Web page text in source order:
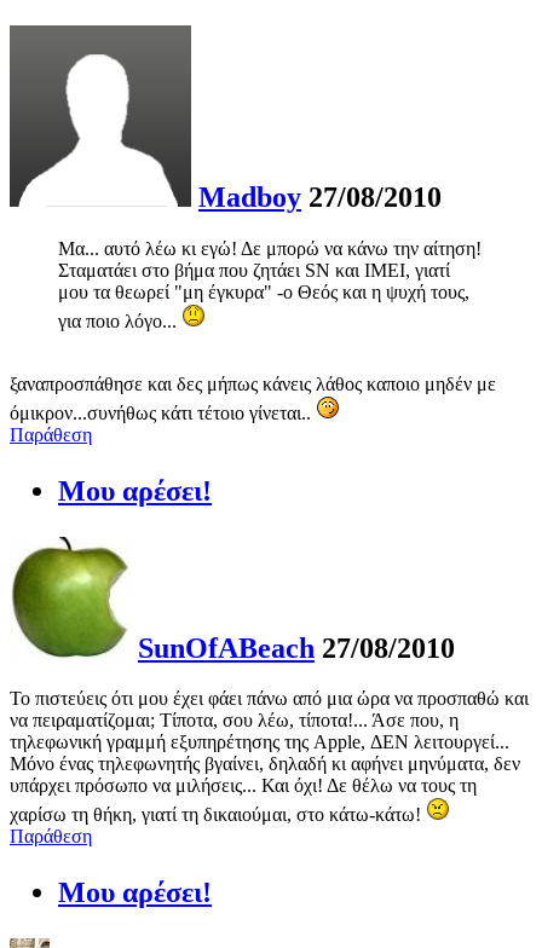
Madboy 27/08/2010
Μα... αυτό λέω κι εγώ! Δε μπορώ να κάνω την αίτηση!
Σταματάει στο βήμα που ζητάει SN και IMEI, γιατί
μου τα θεωρεί "μη έγκυρα" -ο Θεός και η ψυχή τους,
για ποιο λόγο...
ξαναπροσπάθησε και δες μήπως κάνεις λάθος καποιο μηδέν με
όμικρον...συνήθως κάτι τέτοιο γίνεται..
Παράθεση
Μου αρέσει!
SunOfABeach 27/08/2010
Το πιστεύεις ότι μου έχει φάει πάνω από μια ώρα να προσπαθώ και
να πειραματίζομαι; Τίποτα, σου λέω, τίποτα!... Άσε που, η
τηλεφωνική γραμμή εξυπηρέτησης της Apple, ΔΕΝ λειτουργεί...
Μόνο ένας τηλεφωνητής βγαίνει, δηλαδή κι αφήνει μηνύματα, δεν
υπάρχει πρόσωπο να μιλήσεις... Και όχι! Δε θέλω να τους τη
χαρίσω τη θήκη, γιατί τη δικαιούμαι, στο κάτω-κάτω!
Παράθεση
Μου αρέσει!